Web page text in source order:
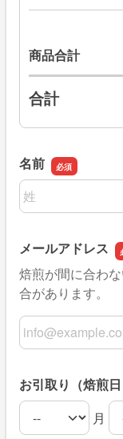
商品合計
合計
名前
名前の姓
メールアドレス
焙煎が間に合わ
合があります。
メールアドレス
お引取り（焙煎日
お引取り（焙煎日
月
お引取り（焙煎日